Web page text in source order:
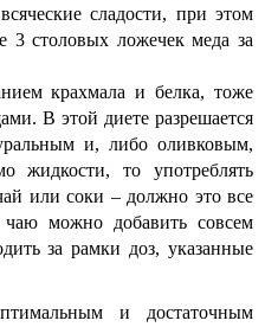
сладости, при этом
3 столовых ложечек меда за
крахмала и белка, тоже
В этой диете разрешается
и, либо оливковым,
жидкости, то употреблять
или соки – должно это все
можно добавить совсем
за рамки доз, указанные
и достаточным